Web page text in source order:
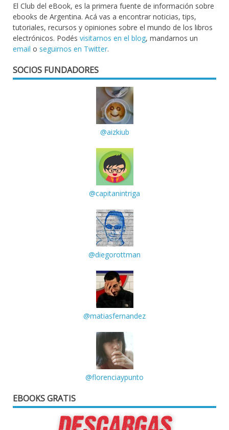
El Club del eBook, es la primera fuente de información sobre
ebooks de Argentina. Acá vas a encontrar noticias, tips,
tutoriales, recursos y opiniones sobre el mundo de los libros
electrónicos. Podés visitarnos en el blog, mandarnos un
email o seguirnos en Twitter.
SOCIOS FUNDADORES
@aizkiub
@capitanintriga
@diegorottman
@matiasfernandez
@florenciaypunto
EBOOKS GRATIS